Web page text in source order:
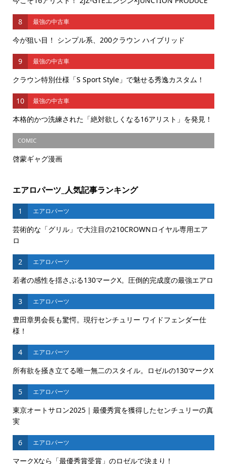
8 最強の中古車
今が狙い目！ シンプル系、200クラウン ハイブリッド
9 最強の中古車
クラウン特別仕様「S Sport Style」で魅せる秀逸カスタム！
10 最強の中古車
本格的かつ洗練された「絶対欲しくなる16アリスト」を発見！
COMIC
啓蒙ギャグ漫画
エアロパーツ_人気記事ランキング
1 エアロパーツ
芸術的な「グリル」で大注目の210CROWNロイヤル専用エア
ロ
2 エアロパーツ
若者の感性を揺さぶる130マークX。圧倒的完成度の最強エアロ
3 エアロパーツ
豊田章男会長も驚愕。現行センチュリー ワイドフェンダー仕
様！
4 エアロパーツ
所有欲を掻き立てる唯一無二のスタイル。ロゼルの130マークX
5 エアロパーツ
東京オートサロン2025｜最優秀賞を獲得したセンチュリーの真
実
6 エアロパーツ
マークXなら「最優秀賞受賞」のロゼルで決まり！